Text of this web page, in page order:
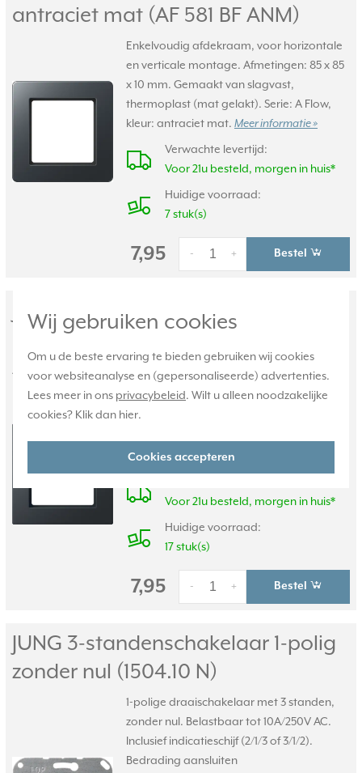
Wij gebruiken cookies
Om u de beste ervaring te bieden gebruiken wij cookies
voor websiteanalyse en (gepersonaliseerde) advertenties.
Lees meer in ons privacybeleid. Wilt u alleen noodzakelijke
cookies? Klik dan hier.
Cookies accepteren
antraciet mat (AF 581 BF ANM)
Enkelvoudig afdekraam, voor horizontale
en verticale montage. Afmetingen: 85 x 85
x 10 mm. Gemaakt van slagvast,
thermoplast (mat gelakt). Serie: A Flow,
kleur: antraciet mat. Meer informatie »
Verwachte levertijd:
Voor 21u besteld, morgen in huis*
Huidige voorraad:
7 stuk(s)
7,95 +
- Bestel
JUNG afdekraam 1-voudig A
Creation antraciet mat (AC 581 BF
ANM)
A creation antraciet mat gelakt
Thermoplast 1-voudig afdekraam, afm.
Thermoplast,slagvast.
Voor 21u besteld, morgen in huis*
Huidige voorraad:
17 stuk(s)
7,95 +
- Bestel
JUNG 3-standenschakelaar 1-polig
zonder nul (1504.10 N)
1-polige draaischakelaar met 3 standen,
zonder nul. Belastbaar tot 10A/250V AC.
Inclusief indicatieschijf (2/1/3 of 3/1/2).
Bedrading aansluiten